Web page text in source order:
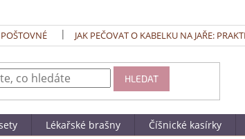
JAK PEČOVAT O KABELKU NA JAŘE:
HLEDAT
Lékařské brašny Číšnické kasírky